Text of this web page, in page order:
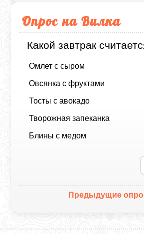
Опрос на Вилка
Какой завтрак
Омлет с сыром
Овсянка с фруктами
Тосты с авокадо
Творожная запеканка
Блины с медом
Предыдущие